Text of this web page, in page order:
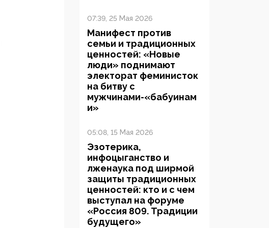
07:39, 25 Мая 2026
Манифест против
семьи и традиционных
ценностей: «Новые
люди» поднимают
электорат феминисток
на битву с
мужчинами-«бабуинам
и»
05:08, 15 Мая 2026
Эзотерика,
инфоцыганство и
лженаука под ширмой
защиты традиционных
ценностей: кто и с чем
выступал на форуме
«Россия 809. Традиции
будущего»